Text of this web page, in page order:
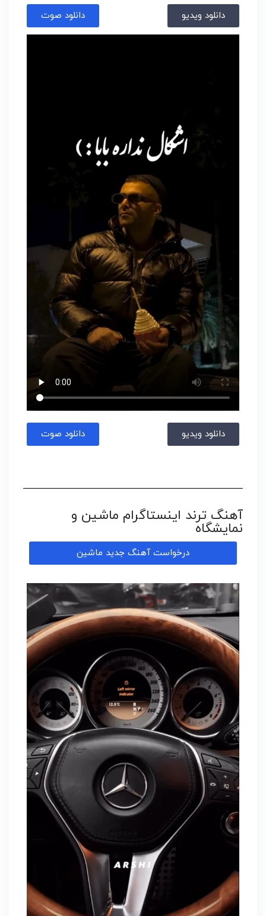
دانلود ویدیو دانلود صوت
دانلود ویدیو دانلود صوت
آهنگ ترند اینستاگرام ماشین و
نمایشگاه
درخواست آهنگ جدید ماشین